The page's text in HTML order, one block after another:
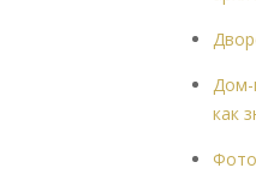
Дом-
как